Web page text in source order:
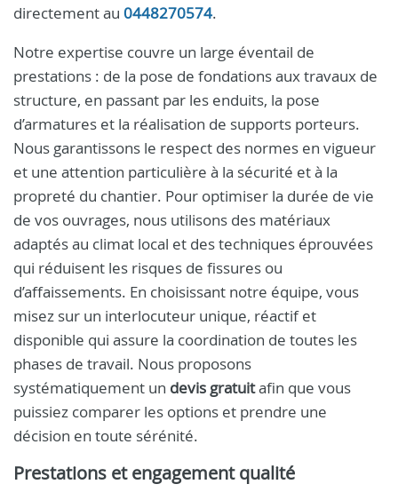
directement au 0448270574.
Notre expertise couvre un large éventail de
prestations : de la pose de fondations aux travaux de
structure, en passant par les enduits, la pose
d’armatures et la réalisation de supports porteurs.
Nous garantissons le respect des normes en vigueur
et une attention particulière à la sécurité et à la
propreté du chantier. Pour optimiser la durée de vie
de vos ouvrages, nous utilisons des matériaux
adaptés au climat local et des techniques éprouvées
qui réduisent les risques de fissures ou
d’affaissements. En choisissant notre équipe, vous
misez sur un interlocuteur unique, réactif et
disponible qui assure la coordination de toutes les
phases de travail. Nous proposons
systématiquement un devis gratuitafin que vous
puissiez comparer les options et prendre une
décision en toute sérénité.
Prestations et engagement qualité